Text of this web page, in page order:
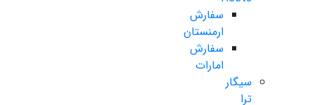
سفارش
ارمنستان
سفارش
امارات
سیگار
ترا